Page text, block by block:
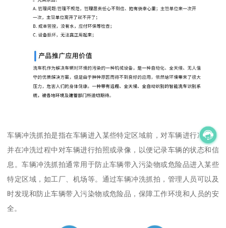
车辆冲洗抓拍是指在车辆进入某些特定区域前，对车辆进行冲洗，
并在冲洗过程中对车辆进行拍照或录像，以便记录车辆的状态和信
息。车辆冲洗抓拍通常用于防止车辆带入污染物或危险品进入某些
特定区域，如工厂、机场等。通过车辆冲洗抓拍，管理人员可以及
时发现和防止车辆带入污染物或危险品，保障工作环境和人员的安
全。